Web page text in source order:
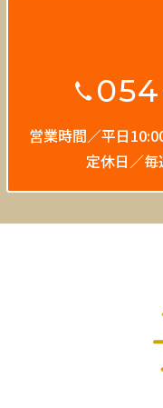
営業時間／平日
定休日／毎